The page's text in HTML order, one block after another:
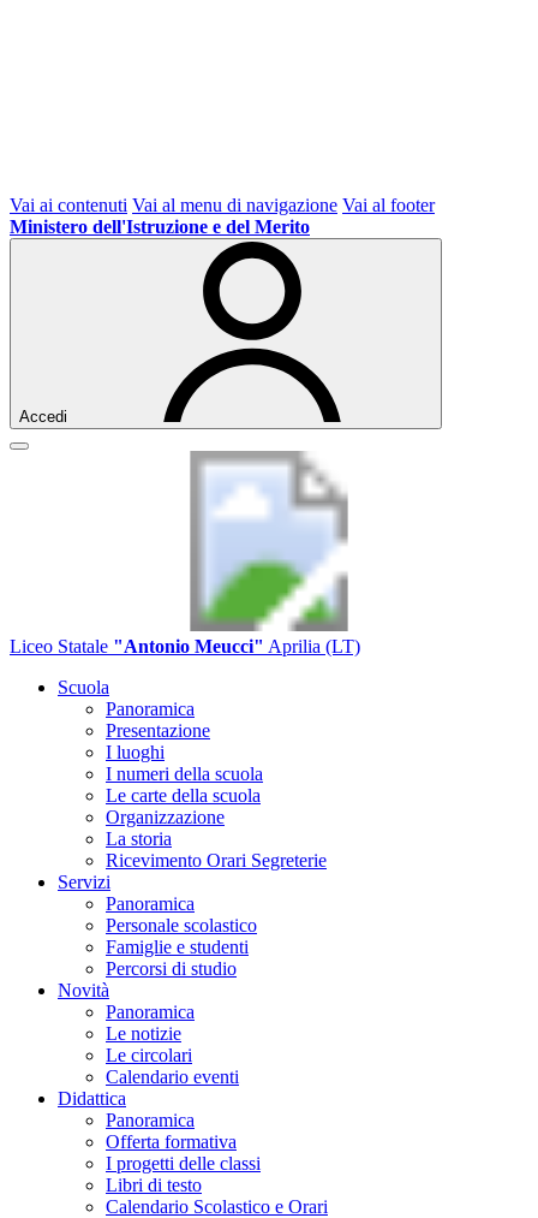
Vai ai contenuti Vai al menu di navigazione Vai al footer
Ministero dell'Istruzione e del Merito
Accedi
Liceo Statale "Antonio Meucci" Aprilia (LT)
Scuola
Panoramica
Presentazione
I luoghi
I numeri della scuola
Le carte della scuola
Organizzazione
La storia
Ricevimento Orari Segreterie
Servizi
Panoramica
Personale scolastico
Famiglie e studenti
Percorsi di studio
Novità
Panoramica
Le notizie
Le circolari
Calendario eventi
Didattica
Panoramica
Offerta formativa
I progetti delle classi
Libri di testo
Calendario Scolastico e Orari